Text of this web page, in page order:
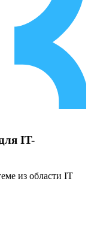
IT-
из области IT